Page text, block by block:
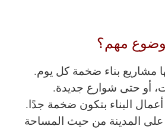
مهم؟
مشاريع بناء ضخمة كل يوم.
أو حتى شوارع جديدة.
أعمال البناء بتكون ضخمة جدًا.
المدينة من حيث المساحة